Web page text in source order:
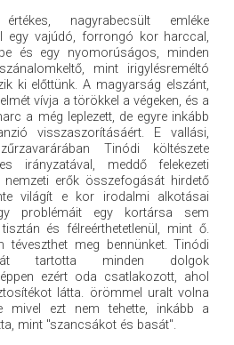
nagyrabecsült emléke
egy vajúdó, forrongó kor harccal,
és egy nyomorúságos, minden
mint irigylésreméltó
ki előttünk. A magyarság elszánt,
vívja a törökkel a végeken, és a
a még leplezett, de egyre inkább
visszaszorításáért. E vallási,
Tinódi költészete
irányzatával, meddő felekezeti
erők összefogását hirdető
világít e kor irodalmi alkotásai
problémáit egy kortársa sem
és félreérthetetlenül, mint ő.
téveszthet meg bennünket. Tinódi
tartotta minden dolgok
ezért oda csatlakozott, ahol
látta. örömmel uralt volna
mivel ezt nem tehette, inkább a
mint "szancsákot és basát".